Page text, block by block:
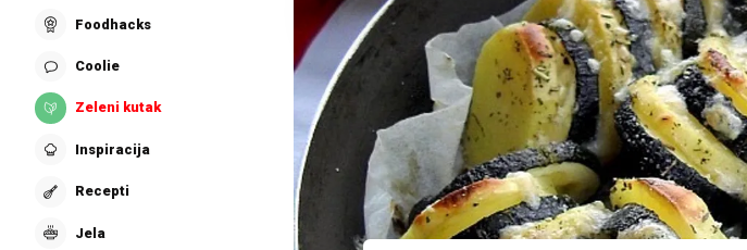
Foodhacks
Coolie
Zeleni kutak
Inspiracija
Recepti
Jela